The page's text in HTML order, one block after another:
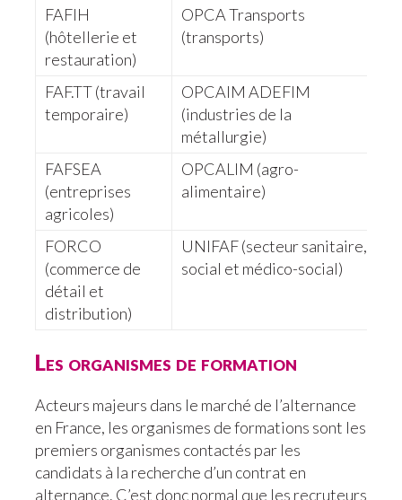
FAFIH
(hôtellerie et
restauration)
OPCA Transports
(transports)
FAF.TT (travail
temporaire)
OPCAIM ADEFIM
(industries de la
métallurgie)
FAFSEA
(entreprises
agricoles)
OPCALIM (agro-
alimentaire)
FORCO
(commerce de
détail et
distribution)
UNIFAF (secteur sanitaire,
social et médico-social)
Les organismes de formation
Acteurs majeurs dans le marché de l’alternance
en France, les organismes de formations sont les
premiers organismes contactés par les
candidats à la recherche d’un contrat en
alternance. C’est donc normal que les recruteurs